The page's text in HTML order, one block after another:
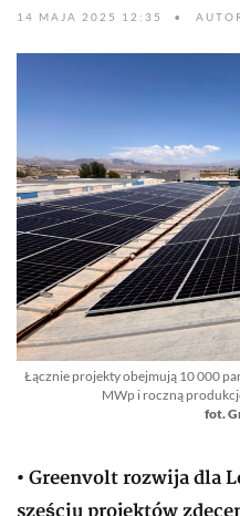
14 MAJA 2025 12:35
Łącznie projekty obejmują 10 000
MWp i roczną
fot.
• Greenvolt rozwija dla